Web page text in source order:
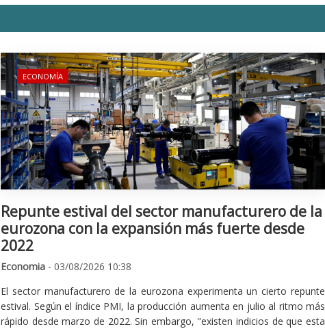
ECONOMÍA
Repunte estival del sector manufacturero de la
eurozona con la expansión más fuerte desde
2022
Economia - 03/08/2026 10:38
El sector manufacturero de la eurozona experimenta un cierto repunte
estival. Según el índice PMI, la producción aumenta en julio al ritmo más
rápido desde marzo de 2022. Sin embargo, "existen indicios de que esta